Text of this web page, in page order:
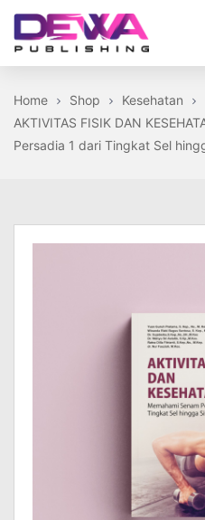
Skip
theDewa
Home
Shop
Kesehatan
AKTIVITAS FISIK DAN
Persadia 1 dari Tingkat Sel